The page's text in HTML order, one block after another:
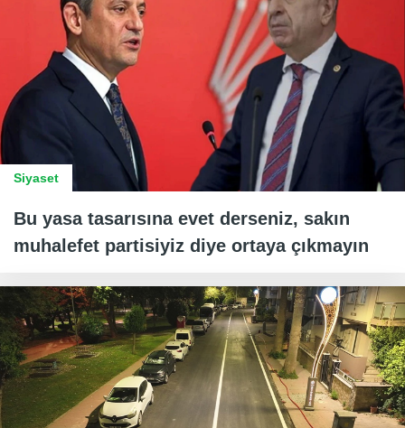
Siyaset
Bu yasa tasarısına evet derseniz, sakın
muhalefet partisiyiz diye ortaya çıkmayın